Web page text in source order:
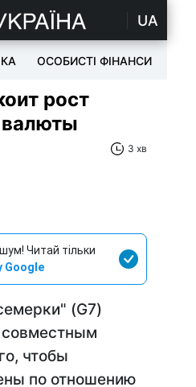
UA
ОСОБИСТІ ФІНАНСИ
рост
валюты
3 хв
Читай тільки
Google
(G7)
совместным
чтобы
по отношению